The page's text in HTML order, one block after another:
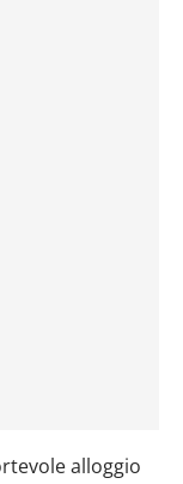
alloggio